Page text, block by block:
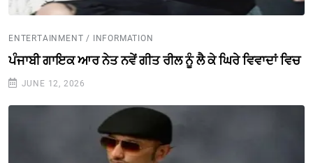
ENTERTAINMENT / INFORMATION
ਪੰਜਾਬੀ ਗਾਇਕ ਆਰ ਨੇਤ ਨਵੇਂ ਗੀਤ ਰੀਲ ਨੂੰ ਲੈ ਕੇ ਘਿਰੇ ਵਿਵਾਦਾਂ ਵਿਚ
JUNE 12, 2026